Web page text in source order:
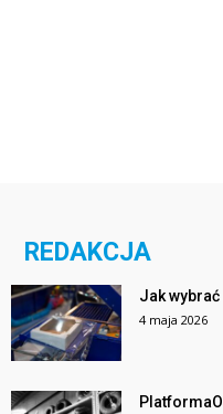
REDAKCJA
Jak
4 maja 2026